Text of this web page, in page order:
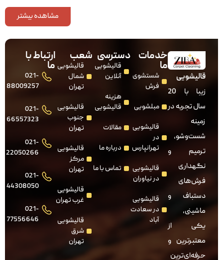
مشاهده بیشتر
قالیشویی
زیبا با 20
سال تجربه در
زمینه
شست‌وشو،
ترمیم و
نگهداری
فرش‌های
دستباف و
ماشینی،
یکی از
معتبرترین و
حرفه‌ای‌ترین
خدمات
ما
شستشوی
فرش
مبلشویی
قالیشویی
در
تهرانپارس
قالیشویی
در نیاوران
قالیشویی
در سعادت
آباد
دسترسی
قالیشویی
آنلاین
هزینه
قالیشویی
مقالات
درباره ما
تماس با ما
شعب
قالیشویی
شمال
تهران
قالیشویی
جنوب
تهران
قالیشویی
مرکز
تهران
قالیشویی
غرب تهران
قالیشویی
شرق
تهران
ارتباط با
ما
021-
88009257
021-
66557323
021-
22050266
021-
44308050
021-
77556646